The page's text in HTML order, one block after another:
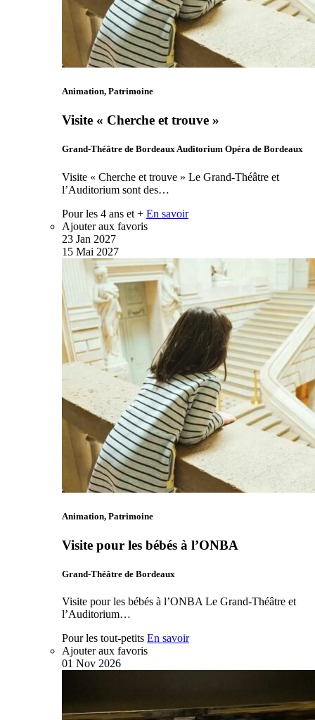
Animation, Patrimoine
Visite « Cherche et trouve »
Grand-Théâtre de Bordeaux Auditorium Opéra de Bordeaux
Visite « Cherche et trouve » Le Grand-Théâtre et
l’Auditorium sont des…
Pour les 4 ans et + En savoir
Ajouter aux favoris
23 Jan 2027
15 Mai 2027
Animation, Patrimoine
Visite pour les bébés à l’ONBA
Grand-Théâtre de Bordeaux
Visite pour les bébés à l’ONBA Le Grand-Théâtre et
l’Auditorium…
Pour les tout-petits En savoir
Ajouter aux favoris
01 Nov 2026